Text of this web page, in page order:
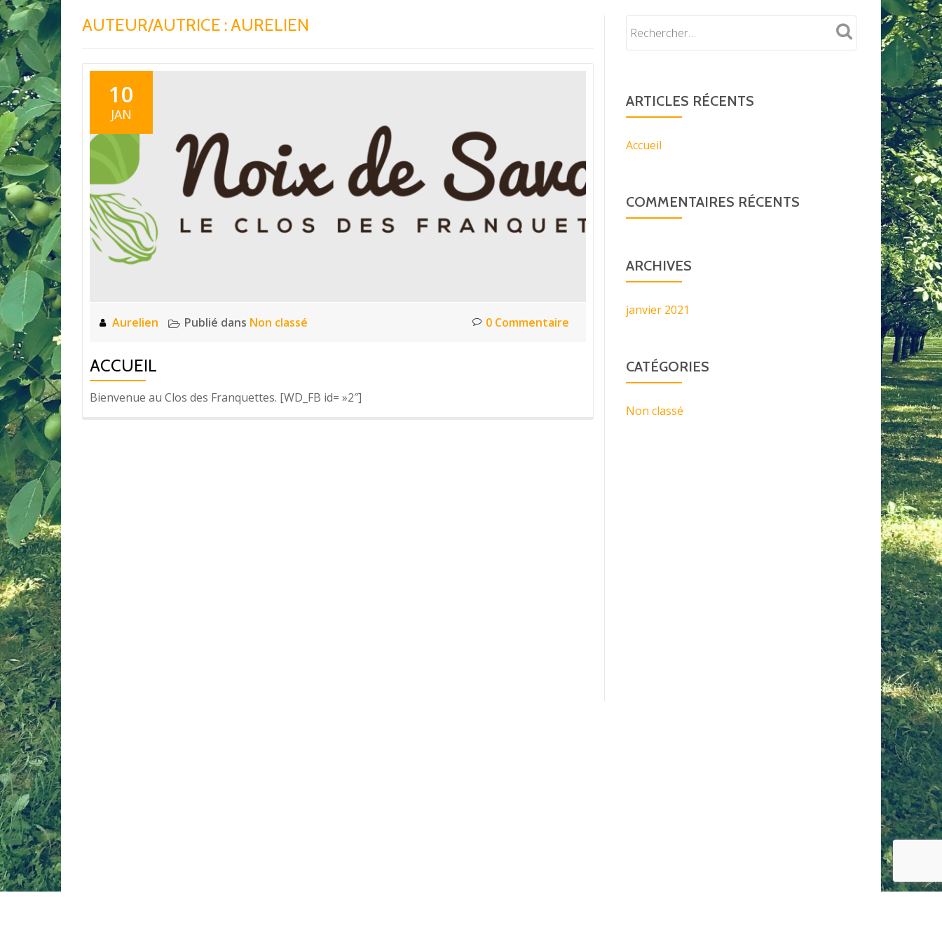
AUTEUR/AUTRICE :AURELIEN
10
JAN
Aurelien Publié dans Non classé 0 Commentaire
ACCUEIL
Bienvenue au Clos des Franquettes. [WD_FB id= »2″]
ARTICLES RÉCENTS
Accueil
COMMENTAIRES RÉCENTS
ARCHIVES
janvier 2021
CATÉGORIES
Non classé